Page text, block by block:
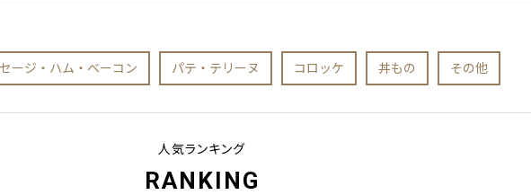
ージ・ハム・ベーコン パテ・テリーヌ コロッケ 丼もの その他
人気ランキング
RANKING